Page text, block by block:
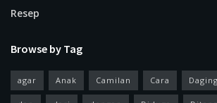
Resep
Browse by Tag
agar Anak Camilan Cara Daging